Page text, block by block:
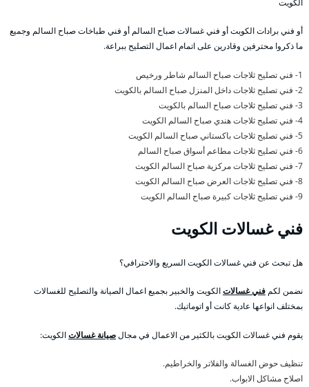
الكويت
أو فني برادات الكويت أو فني غسالات صباح السالم أو فني طباخات صباح السالم وجميع
ما ذكروا محترفين وقادرين على اتمام اعمال التصليح ببراعة.
1- فني تصليح ثلاجات صباح السالم شاطر ورخيص
2- فني تصليح ثلاجات داخل المنزل صباح السالم بالكويت
3- فني تصليح ثلاجات صباح السالم بالكويت
4- فني تصليح ثلاجات هندي صباح السالم الكويت
5- فني تصليح ثلاجات باكستاني صباح السالم الكويت
6- فني تصليح ثلاجات مطاعم أسواق صباح السالم
7- فني تصليح ثلاجات مركزية صباح السالم الكويت
8- فني تصليح ثلاجات العرض صباح السالم الكويت
9- فني تصليح ثلاجات كبيرة صباح السالم الكويت
فني غسالات الكويت
هل تبحث عن فني غسالات الكويت السريع والاحترافي؟
نضمن لكمفني غسالاتالكويت والخبير بجميع اعمال الصيانة والتصليح للغسالات
بمختلف انواعها عادية كانت أو اتوماتيك.
يقوم فني غسالات الكويت بالكثير من الاعمال في مجالصيانة غسالاتالكويت:
تنظيف حوض الغسالة والفلاتر والخراطيم.
اصلاح مشاكل الابواب.